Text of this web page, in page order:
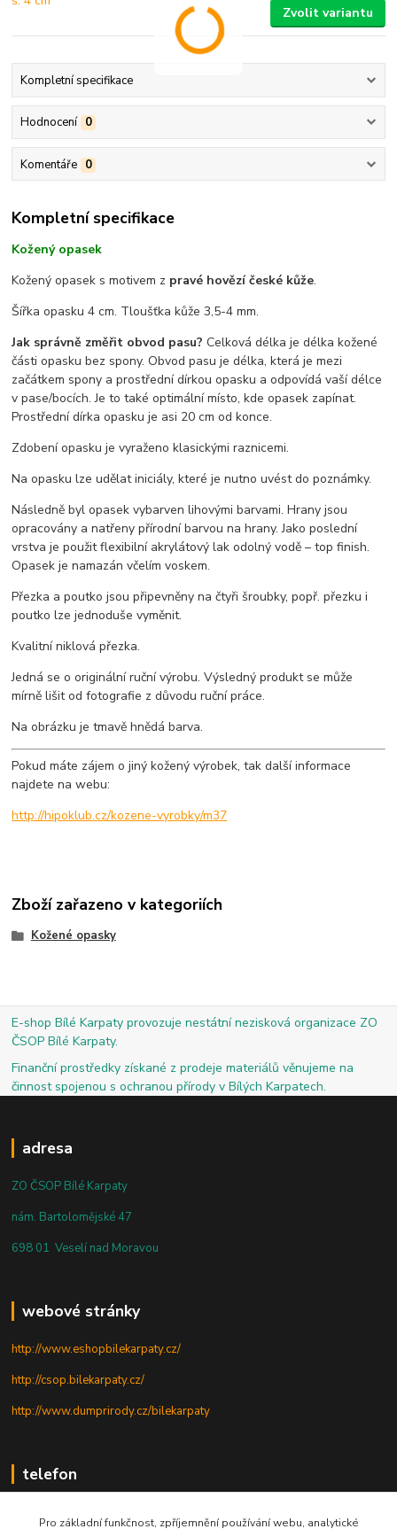
Zvolit variantu
Kompletní specifikace
Hodnocení 0
Komentáře 0
Kompletní specifikace
Kožený opasek
Kožený opasek s motivem z pravé hovězí české kůže.
Šířka opasku 4 cm. Tloušťka kůže 3,5-4 mm.
Jak správně změřit obvod pasu?Celková délka je délka kožené
části opasku bez spony. Obvod pasu je délka, která je mezi
začátkem spony a prostřední dírkou opasku a odpovídá vaší délce
v pase/bocích. Je to také optimální místo, kde opasek zapínat.
Prostřední dírka opasku je asi 20 cm od konce.
Zdobení opasku je vyraženo klasickými raznicemi.
Na opasku lze udělat iniciály, které je nutno uvést do poznámky.
Následně byl opasek vybarven lihovými barvami. Hrany jsou
opracovány a natřeny přírodní barvou na hrany. Jako poslední
vrstva je použit flexibilní akrylátový lak odolný vodě – top finish.
Opasek je namazán včelím voskem.
Přezka a poutko jsou připevněny na čtyři šroubky, popř. přezku i
poutko lze jednoduše vyměnit.
Kvalitní niklová přezka.
Jedná se o originální ruční výrobu. Výsledný produkt se může
mírně lišit od fotografie z důvodu ruční práce.
Na obrázku je tmavě hnědá barva.
Pokud máte zájem o jiný kožený výrobek, tak další informace
najdete na webu:
http://hipoklub.cz/kozene-vyrobky/m37
Zboží zařazeno v kategoriích
Kožené opasky
E-shop Bílé Karpaty provozuje nestátní nezisková organizace ZO
ČSOP Bílé Karpaty.
Finanční prostředky získané z prodeje materiálů věnujeme na
činnost spojenou s ochranou přírody v Bílých Karpatech.
adresa
ZO ČSOP Bílé Karpaty
nám. Bartolomějské 47
698 01 Veselí nad Moravou
webové stránky
http://www.eshopbilekarpaty.cz/
http://csop.bilekarpaty.cz/
http://www.dumprirody.cz/bilekarpaty
telefon
Pro základní funkčnost, zpříjemnění používání webu, analytické